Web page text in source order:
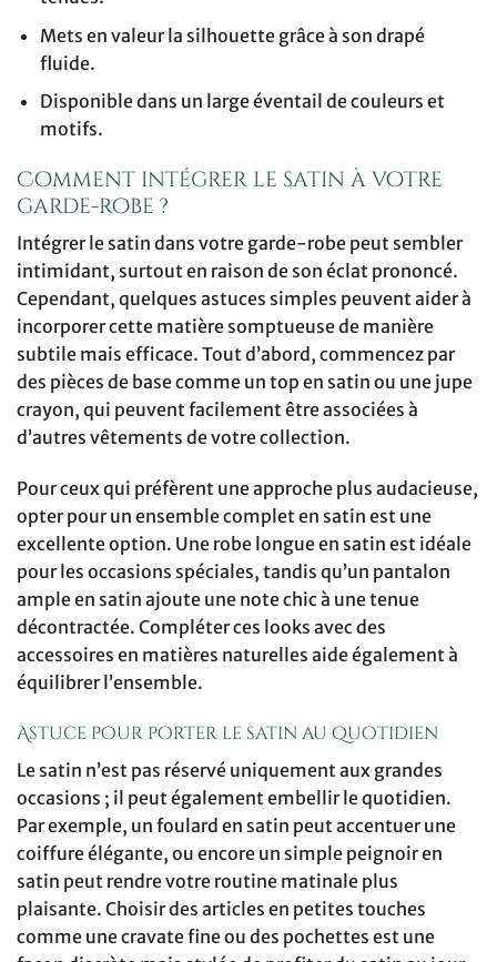
Mets en valeur la silhouette grâce à son drapé
fluide.
Disponible dans un large éventail de couleurs et
motifs.
Comment intégrer le satin à votre
garde-robe ?
Intégrer le satin dans votre garde-robe peut sembler
intimidant, surtout en raison de son éclat prononcé.
Cependant, quelques astuces simples peuvent aider à
incorporer cette matière somptueuse de manière
subtile mais efficace. Tout d’abord, commencez par
des pièces de base comme un top en satin ou une jupe
crayon, qui peuvent facilement être associées à
d’autres vêtements de votre collection.
Pour ceux qui préfèrent une approche plus audacieuse,
opter pour un ensemble complet en satin est une
excellente option. Une robe longue en satin est idéale
pour les occasions spéciales, tandis qu’un pantalon
ample en satin ajoute une note chic à une tenue
décontractée. Compléter ces looks avec des
accessoires en matières naturelles aide également à
équilibrer l’ensemble.
Astuce pour porter le satin au quotidien
Le satin n’est pas réservé uniquement aux grandes
occasions ; il peut également embellir le quotidien.
Par exemple, un foulard en satin peut accentuer une
coiffure élégante, ou encore un simple peignoir en
satin peut rendre votre routine matinale plus
plaisante. Choisir des articles en petites touches
comme une cravate fine ou des pochettes est une